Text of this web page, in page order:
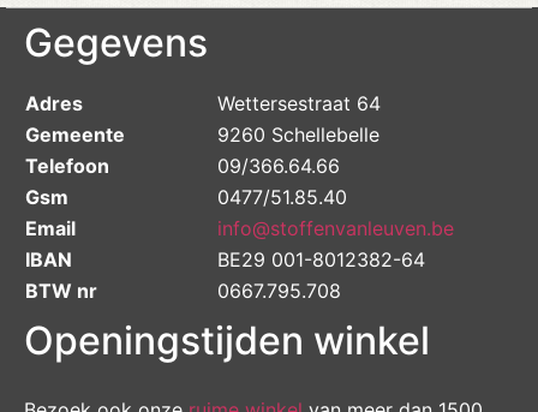
Gegevens
Adres
Wettersestraat 64
Gemeente
9260 Schellebelle
Telefoon
09/366.64.66
Gsm
0477/51.85.40
Email
info@stoffenvanleuven.be
IBAN
BE29 001-8012382-64
BTW nr
0667.795.708
Openingstijden winkel